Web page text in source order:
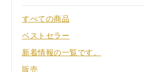
すべての商品
ベストセラー
新着情報の一覧です。
販売